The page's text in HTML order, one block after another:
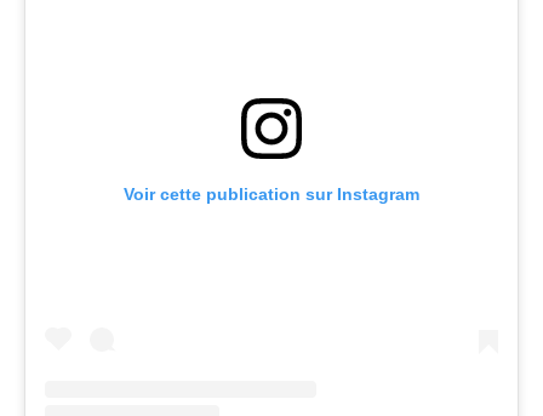
Voir cette publication sur Instagram